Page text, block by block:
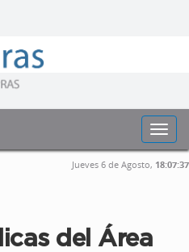
Jueves 6 de Agosto, 18:07:37
del Área